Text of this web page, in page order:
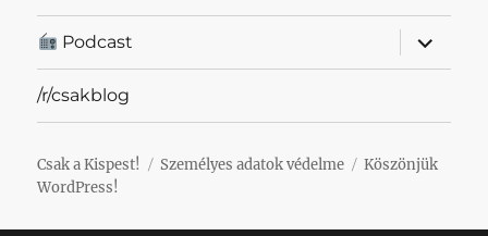
Podcast
almenü
/r/csakblog
Csak a Kispest! Személyes adatok védelme
Köszönjük
WordPress!